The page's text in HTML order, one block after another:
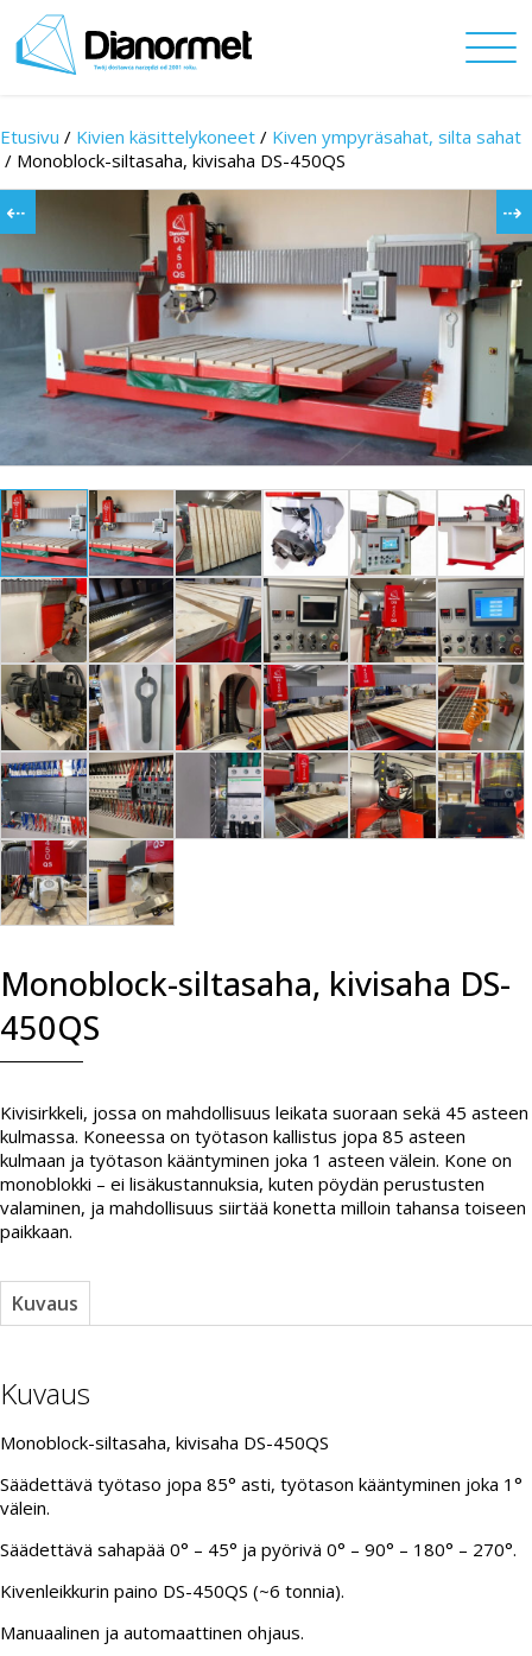
Etusivu / Kivien käsittelykoneet / Kiven ympyräsahat, silta sahat
/ Monoblock-siltasaha, kivisaha DS-450QS
Monoblock-siltasaha, kivisaha DS-
450QS
Kivisirkkeli, jossa on mahdollisuus leikata suoraan sekä 45 asteen
kulmassa. Koneessa on työtason kallistus jopa 85 asteen
kulmaan ja työtason kääntyminen joka 1 asteen välein. Kone on
monoblokki – ei lisäkustannuksia, kuten pöydän perustusten
valaminen, ja mahdollisuus siirtää konetta milloin tahansa toiseen
paikkaan.
Kuvaus
Kuvaus
Monoblock-siltasaha, kivisaha DS-450QS
Säädettävä työtaso jopa 85° asti, työtason kääntyminen joka 1°
välein.
Säädettävä sahapää 0° – 45° ja pyörivä 0° – 90° – 180° – 270°.
Kivenleikkurin paino DS-450QS (~6 tonnia).
Manuaalinen ja automaattinen ohjaus.